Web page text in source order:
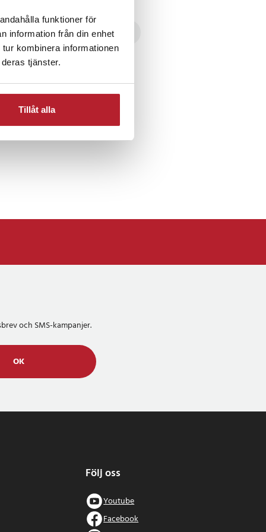
funktioner för
information från din enhet
kombinera informationen
tjänster.
Tillåt alla
Grillar & pizzatillbehör
och SMS-kampanjer.
OK
Följ oss
Youtube
Facebook